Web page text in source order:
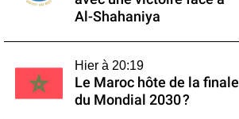
Al-Shahaniya
Hier à 20:19
Le Maroc hôte de la finale
du Mondial 2030 ?